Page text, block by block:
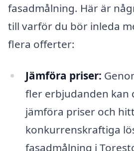
fasadmålning. Här är
till varför du bör inleda
flera offerter:
Jämföra priser:
fler erbjudanden kan
jämföra priser och
konkurrenskraftiga
fasadmålning i